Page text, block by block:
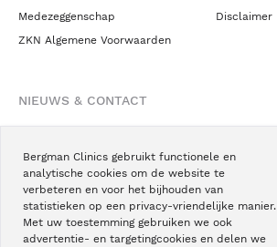
Bergman Clinics gebruikt functionele en
analytische cookies om de website te
verbeteren en voor het bijhouden van
statistieken op een privacy-vriendelijke manier.
Met uw toestemming gebruiken we ook
advertentie- en targetingcookies en delen we
Medezeggenschap
ZKN Algemene Voorwaarden
Disclaimer
NIEUWS & CONTACT
Blogs
Podcast
Pressroom
Instagram